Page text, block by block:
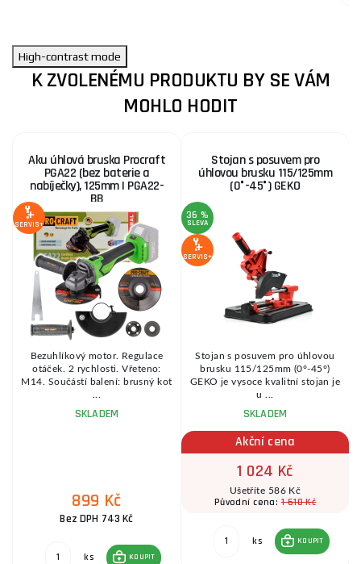
High-contrast mode
K ZVOLENÉMU PRODUKTU BY SE VÁM
MOHLO HODIT
Aku úhlová bruska Procraft
PGA22 (bez baterie a
nabíječky), 125mm | PGA22-
BB
SERVIS+
Bezuhlíkový motor. Regulace
otáček. 2 rychlosti. Vřeteno:
M14. Součástí balení: brusný kot
SKLADEM
899 Kč
Bez DPH 743 Kč
ks KOUPIT
Stojan s posuvem pro
úhlovou brusku 115/125mm
(0°-45°) GEKO
36 %
SLEVA
SERVIS+
Stojan s posuvem pro úhlovou
brusku 115/125mm (0°-45°)
GEKO je vysoce kvalitní stojan je
u ...
SKLADEM
Akční cena
1 024 Kč
Ušetříte 586 Kč
Původní cena:1 610 Kč
ks KOUPIT